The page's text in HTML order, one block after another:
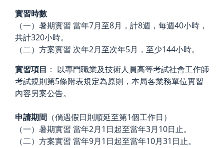
實習時數
（一）暑期實習 當年7月至8月，計8週，每週40小時，
共計320小時。
（二）方案實習 次年2月至次年5月，至少144小時。
實習項目 ： 以專門職業及技術人員高等考試社會工作師
考試規則第5條附表規定為原則，本局各業務單位實習
內容另案公告。
申請期間 （倘遇假日則順延至第1個工作日）
（一）暑期實習 當年2月1日起至當年3月10日止。
（二）方案實習 當年9月1日起至當年10月31日止。